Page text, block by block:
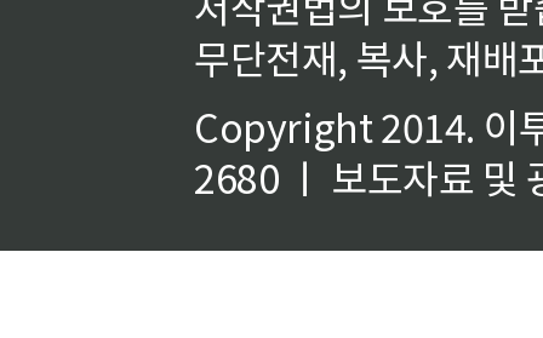
무단전재, 복사, 재배
Copyright 2014. 이
2680 ㅣ 보도자료